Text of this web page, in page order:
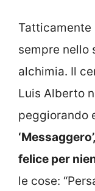
Tatticamente
sempre nello
alchimia. Il
Luis Alberto
peggiorando
felice per
le cose: